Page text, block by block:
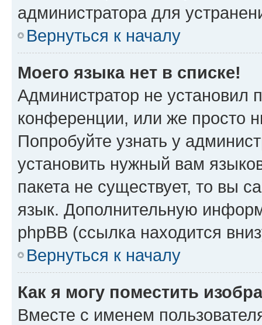
администратора для
Вернуться к началу
Моего языка нет в списке!
Администратор не установил
конференции, или же просто
Попробуйте узнать у
установить нужный вам
пакета не существует, то вы
язык. Дополнительную
phpBB (ссылка находится
Вернуться к началу
Как я могу поместить
Вместе с именем